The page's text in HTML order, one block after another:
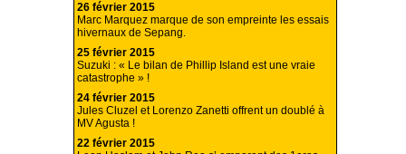
26 février 2015
Marc Marquez marque de son empreinte les essais
hivernaux de Sepang.
25 février 2015
Suzuki : « Le bilan de Phillip Island est une vraie
catastrophe » !
24 février 2015
Jules Cluzel et Lorenzo Zanetti offrent un doublé à
MV Agusta !
22 février 2015